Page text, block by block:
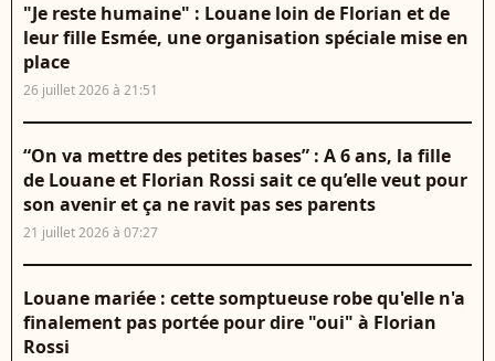
"Je reste humaine" : Louane loin de Florian et de
leur fille Esmée, une organisation spéciale mise en
place
26 juillet 2026 à 21:51
“On va mettre des petites bases” : A 6 ans, la fille
de Louane et Florian Rossi sait ce qu’elle veut pour
son avenir et ça ne ravit pas ses parents
21 juillet 2026 à 07:27
Louane mariée : cette somptueuse robe qu'elle n'a
finalement pas portée pour dire "oui" à Florian
Rossi